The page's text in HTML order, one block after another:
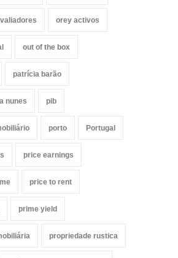
orey activos
out of the box
patrícia barão
nunes pib
porto Portugal
price earnings
price to rent
prime yield
propriedade rustica